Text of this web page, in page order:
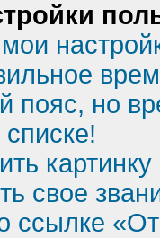
пояс, но
свое
ссылке